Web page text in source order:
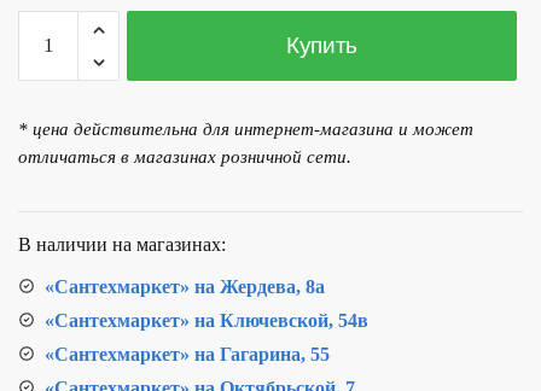
818.00 р..
Количество
товара
Клапан
мембранный
Varmega
1/2",
с
манометром
VM23001
Купить
* цена действительна для интернет-магазина и может
отличаться в магазинах розничной сети.
В наличии на магазинах:
«Сантехмаркет» на Жердева, 8а
«Сантехмаркет» на Ключевской, 54в
«Сантехмаркет» на Гагарина, 55